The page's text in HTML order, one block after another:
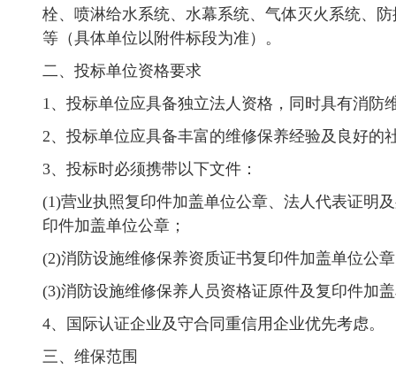
栓、喷淋给水系统、水幕系统、气体灭火系统、
等（具体单位以附件标段为准）。
二、投标单位资格要求
1、投标单位应具备独立法人资格，同时具有消防
2、投标单位应具备丰富的维修保养经验及良好的
3、投标时必须携带以下文件：
(1)营业执照复印件加盖单位公章、法人代表证明
印件加盖单位公章；
(2)消防设施维修保养资质证书复印件加盖单位公
(3)消防设施维修保养人员资格证原件及复印件加
4、国际认证企业及守合同重信用企业优先考虑。
三、维保范围